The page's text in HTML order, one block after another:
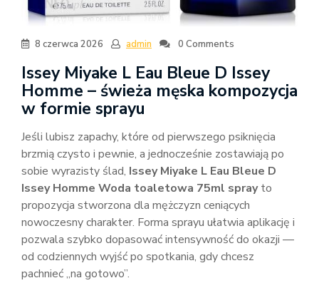
8 czerwca 2026 admin 0 Comments
Issey Miyake L Eau Bleue D Issey
Homme – świeża męska kompozycja
w formie sprayu
Jeśli lubisz zapachy, które od pierwszego psiknięcia
brzmią czysto i pewnie, a jednocześnie zostawiają po
sobie wyrazisty ślad, Issey Miyake L Eau Bleue D
Issey Homme Woda toaletowa 75ml sprayto
propozycja stworzona dla mężczyzn ceniących
nowoczesny charakter. Forma sprayu ułatwia aplikację i
pozwala szybko dopasować intensywność do okazji —
od codziennych wyjść po spotkania, gdy chcesz
pachnieć „na gotowo”.